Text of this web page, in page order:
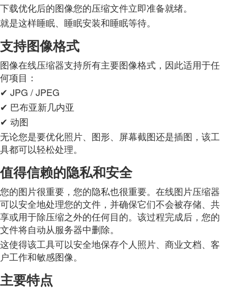
下载优化后的图像您的压缩文件立即准备就绪。
就是这样睡眠、睡眠安装和睡眠等待。
支持图像格式
图像在线压缩器支持所有主要图像格式，因此适用于任
何项目：
✔ JPG / JPEG
✔ 巴布亚新几内亚
✔ 动图
无论您是要优化照片、图形、屏幕截图还是插图，该工
具都可以轻松处理。
值得信赖的隐私和安全
您的图片很重要，您的隐私也很重要。在线图片压缩器
可以安全地处理您的文件，并确保它们不会被存储、共
享或用于除压缩之外的任何目的。该过程完成后，您的
文件将自动从服务器中删除。
这使得该工具可以安全地保存个人照片、商业文档、客
户工作和敏感图像。
主要特点